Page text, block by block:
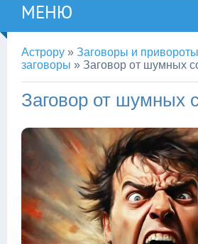
МЕНЮ
Астрору » Заговоры и привороты
заговоры » Заговор от шумных
Заговор от шумных